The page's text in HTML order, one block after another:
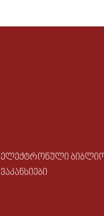
ᲔᲚᲔᲥᲢᲠᲝᲜᲣᲚᲘ
ᲕᲐᲙᲐᲜᲡᲘᲔᲑᲘ